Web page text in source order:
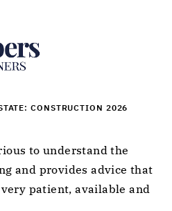
CONSTRUCTION 2026
and provides advice that
patient, available and